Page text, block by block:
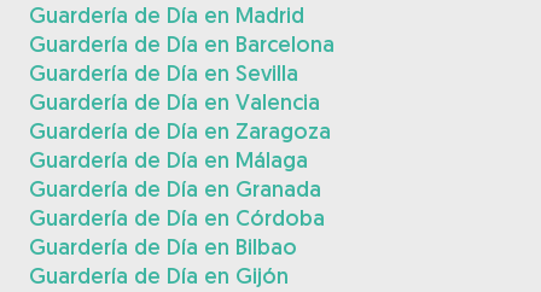
Guardería de Día en Madrid
Guardería de Día en Barcelona
Guardería de Día en Sevilla
Guardería de Día en Valencia
Guardería de Día en Zaragoza
Guardería de Día en Málaga
Guardería de Día en Granada
Guardería de Día en Córdoba
Guardería de Día en Bilbao
Guardería de Día en Gijón